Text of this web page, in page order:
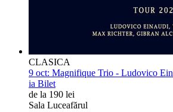
CLASICA
9 oct: Magnifique Trio - Ludovico
ia Bilet
de la 190 lei
Sala Luceafărul